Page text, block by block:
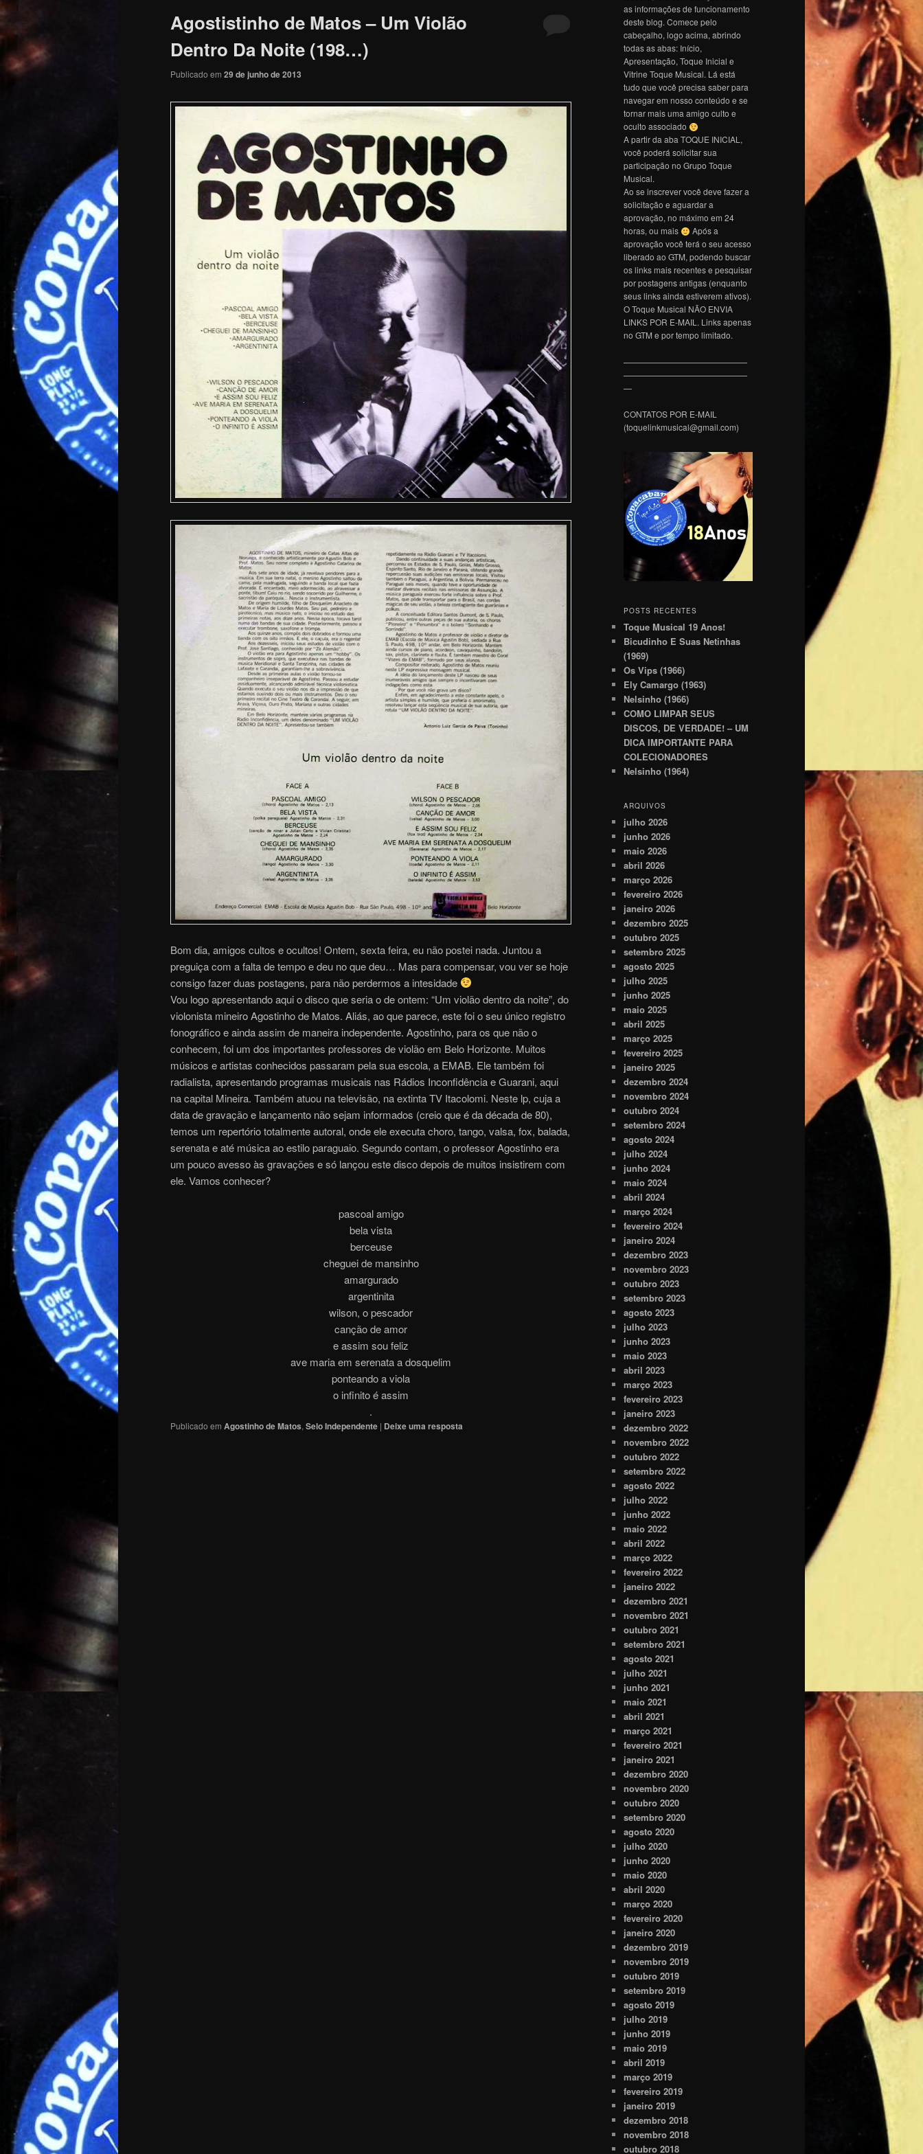
Agostistinho de Matos – Um Violão
Dentro Da Noite (198…)
Publicado em 29 de junho de 2013
Bom dia, amigos cultos e ocultos! Ontem, sexta feira, eu não postei nada. Juntou a
preguiça com a falta de tempo e deu no que deu… Mas para compensar, vou ver se hoje
consigo fazer duas postagens, para não perdermos a intesidade
Vou logo apresentando aqui o disco que seria o de ontem: “Um violão dentro da noite”, do
violonista mineiro Agostinho de Matos. Aliás, ao que parece, este foi o seu único registro
fonográfico e ainda assim de maneira independente. Agostinho, para os que não o
conhecem, foi um dos importantes professores de violão em Belo Horizonte. Muitos
músicos e artistas conhecidos passaram pela sua escola, a EMAB. Ele também foi
radialista, apresentando programas musicais nas Rádios Inconfidência e Guarani, aqui
na capital Mineira. Também atuou na televisão, na extinta TV Itacolomi. Neste lp, cuja a
data de gravação e lançamento não sejam informados (creio que é da década de 80),
temos um repertório totalmente autoral, onde ele executa choro, tango, valsa, fox, balada,
serenata e até música ao estilo paraguaio. Segundo contam, o professor Agostinho era
um pouco avesso às gravações e só lançou este disco depois de muitos insistirem com
ele. Vamos conhecer?
pascoal amigo
bela vista
berceuse
cheguei de mansinho
amargurado
argentinita
wilson, o pescador
canção de amor
e assim sou feliz
ave maria em serenata a dosquelim
ponteando a viola
o infinito é assim
.
Publicado em Agostinho de Matos, Selo Independente | Deixe uma resposta
as informações de funcionamento
deste blog. Comece pelo
cabeçalho, logo acima, abrindo
todas as abas: Início,
Apresentação, Toque Inicial e
Vitrine Toque Musical. Lá está
tudo que você precisa saber para
navegar em nosso conteúdo e se
tornar mais uma amigo culto e
oculto associado
A partir da aba TOQUE INICIAL,
você poderá solicitar sua
participação no Grupo Toque
Musical.
Ao se inscrever você deve fazer a
solicitação e aguardar a
aprovação, no máximo em 24
horas, ou mais
Após a
aprovação você terá o seu acesso
liberado ao GTM, podendo buscar
os links mais recentes e pesquisar
por postagens antigas (enquanto
seus links ainda estiverem ativos).
O Toque Musical NÃO ENVIA
LINKS POR E-MAIL. Links apenas
no GTM e por tempo limitado.
———————————————
———————————————
—
CONTATOS POR E-MAIL
(toquelinkmusical@gmail.com)
POSTS RECENTES
Toque Musical 19 Anos!
Bicudinho E Suas Netinhas
(1969)
Os Vips (1966)
Ely Camargo (1963)
Nelsinho (1966)
COMO LIMPAR SEUS
DISCOS, DE VERDADE! – UM
DICA IMPORTANTE PARA
COLECIONADORES
Nelsinho (1964)
ARQUIVOS
julho 2026
junho 2026
maio 2026
abril 2026
março 2026
fevereiro 2026
janeiro 2026
dezembro 2025
outubro 2025
setembro 2025
agosto 2025
julho 2025
junho 2025
maio 2025
abril 2025
março 2025
fevereiro 2025
janeiro 2025
dezembro 2024
novembro 2024
outubro 2024
setembro 2024
agosto 2024
julho 2024
junho 2024
maio 2024
abril 2024
março 2024
fevereiro 2024
janeiro 2024
dezembro 2023
novembro 2023
outubro 2023
setembro 2023
agosto 2023
julho 2023
junho 2023
maio 2023
abril 2023
março 2023
fevereiro 2023
janeiro 2023
dezembro 2022
novembro 2022
outubro 2022
setembro 2022
agosto 2022
julho 2022
junho 2022
maio 2022
abril 2022
março 2022
fevereiro 2022
janeiro 2022
dezembro 2021
novembro 2021
outubro 2021
setembro 2021
agosto 2021
julho 2021
junho 2021
maio 2021
abril 2021
março 2021
fevereiro 2021
janeiro 2021
dezembro 2020
novembro 2020
outubro 2020
setembro 2020
agosto 2020
julho 2020
junho 2020
maio 2020
abril 2020
março 2020
fevereiro 2020
janeiro 2020
dezembro 2019
novembro 2019
outubro 2019
setembro 2019
agosto 2019
julho 2019
junho 2019
maio 2019
abril 2019
março 2019
fevereiro 2019
janeiro 2019
dezembro 2018
novembro 2018
outubro 2018